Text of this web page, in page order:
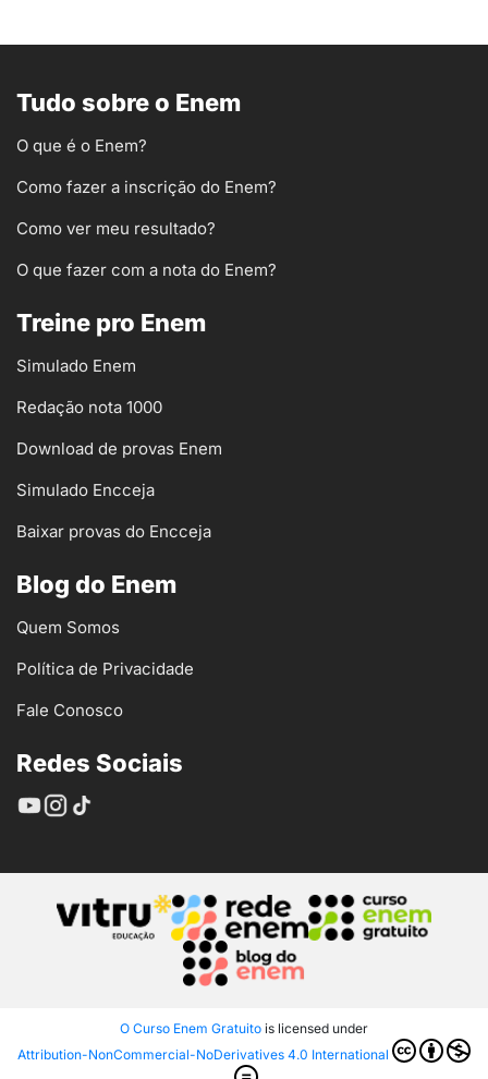
Tudo sobre o Enem
O que é o Enem?
Como fazer a inscrição do Enem?
Como ver meu resultado?
O que fazer com a nota do Enem?
Treine pro Enem
Simulado Enem
Redação nota 1000
Download de provas Enem
Simulado Encceja
Baixar provas do Encceja
Blog do Enem
Quem Somos
Política de Privacidade
Fale Conosco
Redes Sociais
O Curso Enem Gratuito is licensed under
Attribution-NonCommercial-NoDerivatives 4.0 International